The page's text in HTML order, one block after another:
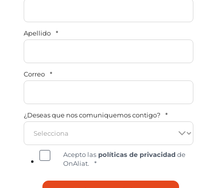
Apellido *
Correo *
¿Deseas que nos comuniquemos contigo? *
Acepto las políticas de privacidad de
OnAliat.
*